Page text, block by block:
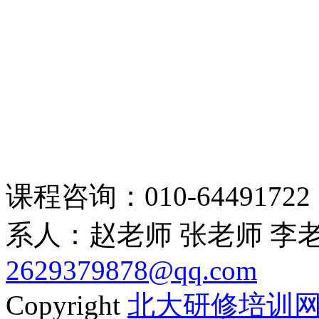
课程咨询：010-64491722
系人：赵老师 张老师 李
2629379878@qq.com
Copyright 北大研修培训